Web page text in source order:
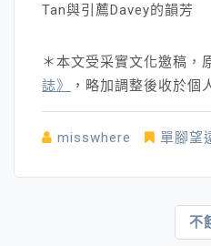
Tan與引薦Davey的韻芳
＊本文受采實文化邀稿，
誌》
，略加調整後收於個
misswhere 單腳望
不